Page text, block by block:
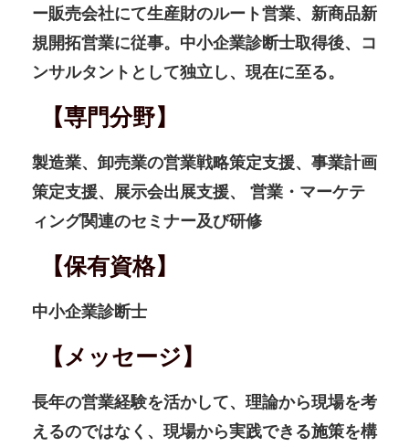
ー販売会社にて生産財のルート営業、新商品新
規開拓営業に従事。中小企業診断士取得後、コ
ンサルタントとして独立し、現在に至る。
【専門分野】
製造業、卸売業の営業戦略策定支援、事業計画
策定支援、展示会出展支援、 営業・マーケテ
ィング関連のセミナー及び研修
【保有資格】
中小企業診断士
【メッセージ】
長年の営業経験を活かして、理論から現場を考
えるのではなく、現場から実践できる施策を構